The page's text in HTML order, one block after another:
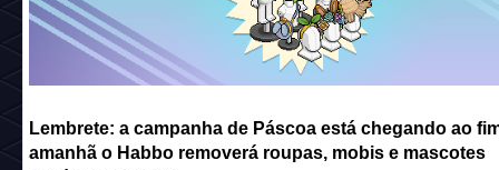
Lembrete: a campanha de Páscoa está chegando ao
amanhã o Habbo removerá roupas, mobis e mascotes